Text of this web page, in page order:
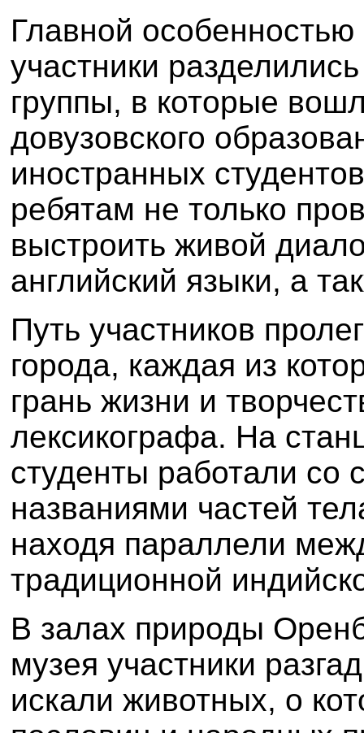
Главной
участники
группы, в которые
довузовского
иностранных
ребятам не только
выстроить живой
английский языки, а
Путь участников
города, каждая из
грань жизни и
лексикографа. На
студенты работали со
названиями частей
находя параллели
традиционной
В залах природы
музея участники
искали животных, о